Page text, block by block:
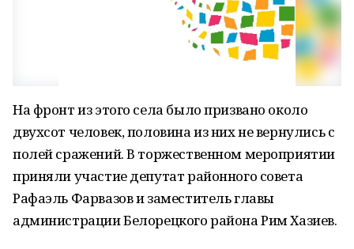
На фронт из этого села было призвано около
двухсот человек, половина из них не вернулись с
полей сражений. В торжественном мероприятии
приняли участие депутат районного совета
Рафаэль Фарвазов и заместитель главы
администрации Белорецкого района Рим Хазиев.